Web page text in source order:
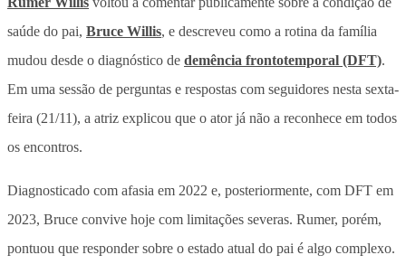
saúde do pai, Bruce Willis, e descreveu como a rotina da família
mudou desde o diagnóstico de demência frontotemporal (DFT).
Em uma sessão de perguntas e respostas com seguidores nesta sexta-
feira (21/11), a atriz explicou que o ator já não a reconhece em todos
os encontros.
Diagnosticado com afasia em 2022 e, posteriormente, com DFT em
2023, Bruce convive hoje com limitações severas. Rumer, porém,
pontuou que responder sobre o estado atual do pai é algo complexo.